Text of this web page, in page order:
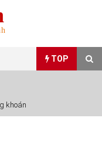
TOP
khoán